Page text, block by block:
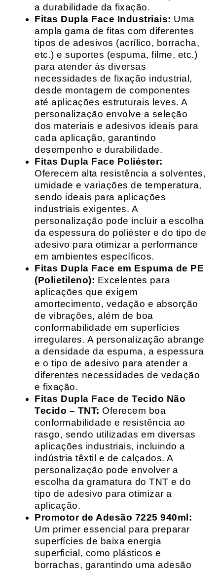
a durabilidade da fixação.
Fitas Dupla Face Industriais: Uma
ampla gama de fitas com diferentes
tipos de adesivos (acrílico, borracha,
etc.) e suportes (espuma, filme, etc.)
para atender às diversas
necessidades de fixação industrial,
desde montagem de componentes
até aplicações estruturais leves. A
personalização envolve a seleção
dos materiais e adesivos ideais para
cada aplicação, garantindo
desempenho e durabilidade.
Fitas Dupla Face Poliéster:
Oferecem alta resistência a solventes,
umidade e variações de temperatura,
sendo ideais para aplicações
industriais exigentes. A
personalização pode incluir a escolha
da espessura do poliéster e do tipo de
adesivo para otimizar a performance
em ambientes específicos.
Fitas Dupla Face em Espuma de PE
(Polietileno): Excelentes para
aplicações que exigem
amortecimento, vedação e absorção
de vibrações, além de boa
conformabilidade em superfícies
irregulares. A personalização abrange
a densidade da espuma, a espessura
e o tipo de adesivo para atender a
diferentes necessidades de vedação
e fixação.
Fitas Dupla Face de Tecido Não
Tecido – TNT: Oferecem boa
conformabilidade e resistência ao
rasgo, sendo utilizadas em diversas
aplicações industriais, incluindo a
indústria têxtil e de calçados. A
personalização pode envolver a
escolha da gramatura do TNT e do
tipo de adesivo para otimizar a
aplicação.
Promotor de Adesão 7225 940ml:
Um primer essencial para preparar
superfícies de baixa energia
superficial, como plásticos e
borrachas, garantindo uma adesão